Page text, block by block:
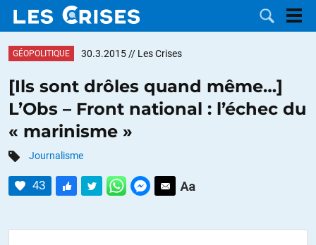
DOSSIERS
CATÉGORIES
MOTS CLÉS
NOUS
GÉOPOLITIQUE 30.3.2015 // Les Crises
[Ils sont drôles quand même…]
L’Obs – Front national : l’échec du
« marinisme »
Journalisme
43